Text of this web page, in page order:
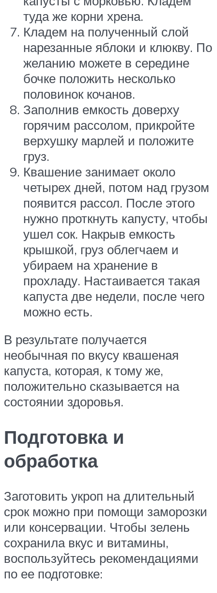
туда же корни хрена.
Кладем на полученный слой
нарезанные яблоки и клюкву. По
желанию можете в середине
бочке положить несколько
половинок кочанов.
Заполнив емкость доверху
горячим рассолом, прикройте
верхушку марлей и положите
груз.
Квашение занимает около
четырех дней, потом над грузом
появится рассол. После этого
нужно проткнуть капусту, чтобы
ушел сок. Накрыв емкость
крышкой, груз облегчаем и
убираем на хранение в
прохладу. Настаивается такая
капуста две недели, после чего
можно есть.
В результате получается
необычная по вкусу квашеная
капуста, которая, к тому же,
положительно сказывается на
состоянии здоровья.
Подготовка и
обработка
Заготовить укроп на длительный
срок можно при помощи заморозки
или консервации. Чтобы зелень
сохранила вкус и витамины,
воспользуйтесь рекомендациями
по ее подготовке: